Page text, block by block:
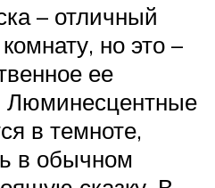
– отличный
но это –
ее
Люминесцентные
в темноте,
в обычном